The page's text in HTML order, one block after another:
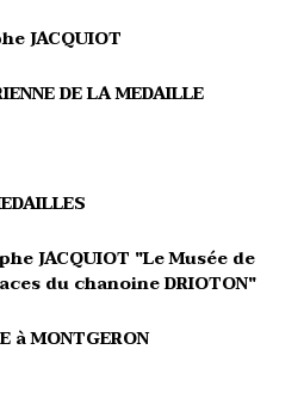
JACQUIOT
DE LA MEDAILLE
JACQUIOT "Le Musée de
du chanoine DRIOTON"
à MONTGERON